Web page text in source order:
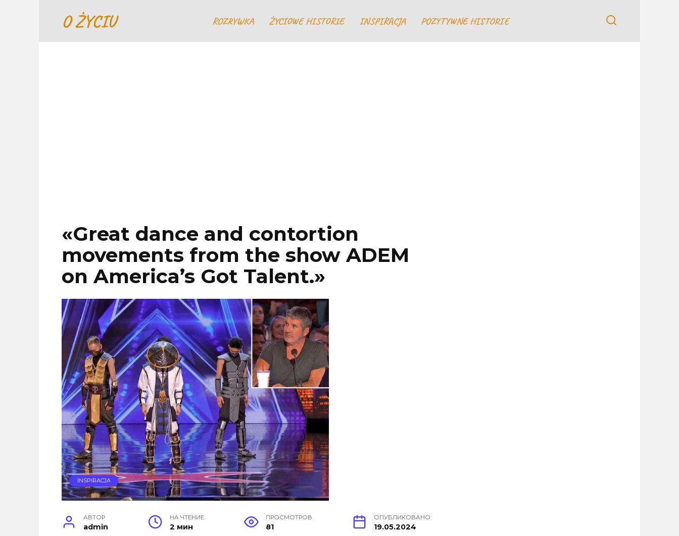
O ŻYCIU ROZRYWKA ŻYCIOWE HISTORIE INSPIRACJA POZYTYWNE HISTORIE
«Great dance and contortion
movements from the show ADEM
on America’s Got Talent.»
INSPIRACJA
АВТОР
admin
НА ЧТЕНИЕ
2 мин
ПРОСМОТРОВ
81
ОПУБЛИКОВАНО
19.05.2024